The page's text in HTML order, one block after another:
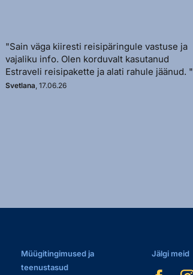
"Sain väga kiiresti reisipäringule vastuse ja
vajaliku info. Olen korduvalt kasutanud
Estraveli reisipakette ja alati rahule jäänud. "
Svetlana , 17.06.26
Müügitingimused ja
teenustasud
Jälgi meid